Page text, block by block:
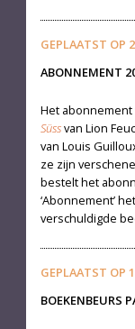
GEPLAATST OP
ABONNEMENT
Het
Süssvan Lion
van Louis
ze zijn
bestelt het
‘Abonnement’
verschuldigde
GEPLAATST OP
BOEKENBEURS